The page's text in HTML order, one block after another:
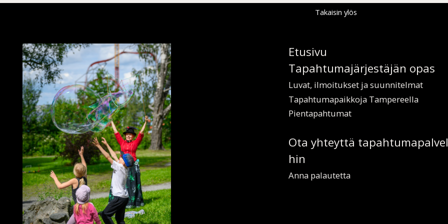
Takaisin ylös
Etusi­vu
Ta­pah­tu­ma­jär­jes­tä­jän­ opas
Lu­vat, il­moi­tuk­set ja suun­ni­tel­mat
Ta­pah­tu­ma­paik­ko­ja Tam­pe­reel­la
Pien­ta­pah­tu­mat
Ota yh­teyt­tä
hin
An­na pa­lau­tet­ta